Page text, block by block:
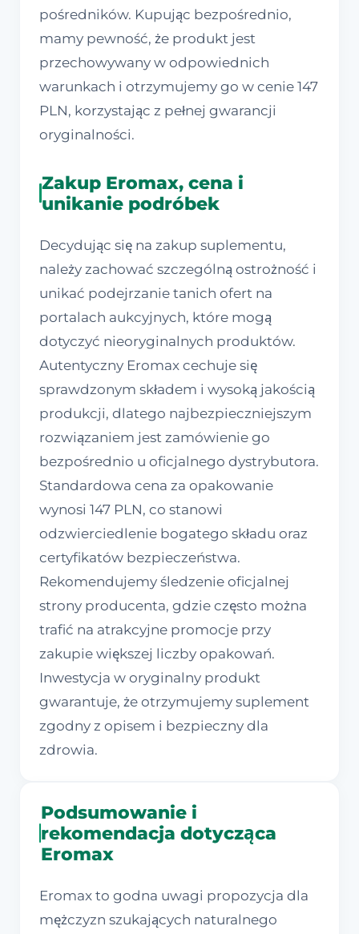
pośredników. Kupując bezpośrednio,
mamy pewność, że produkt jest
przechowywany w odpowiednich
warunkach i otrzymujemy go w cenie 147
PLN, korzystając z pełnej gwarancji
oryginalności.
Zakup Eromax, cena i
unikanie podróbek
Decydując się na zakup suplementu,
należy zachować szczególną ostrożność i
unikać podejrzanie tanich ofert na
portalach aukcyjnych, które mogą
dotyczyć nieoryginalnych produktów.
Autentyczny Eromax cechuje się
sprawdzonym składem i wysoką jakością
produkcji, dlatego najbezpieczniejszym
rozwiązaniem jest zamówienie go
bezpośrednio u oficjalnego dystrybutora.
Standardowa cena za opakowanie
wynosi 147 PLN, co stanowi
odzwierciedlenie bogatego składu oraz
certyfikatów bezpieczeństwa.
Rekomendujemy śledzenie oficjalnej
strony producenta, gdzie często można
trafić na atrakcyjne promocje przy
zakupie większej liczby opakowań.
Inwestycja w oryginalny produkt
gwarantuje, że otrzymujemy suplement
zgodny z opisem i bezpieczny dla
zdrowia.
Podsumowanie i
rekomendacja dotycząca
Eromax
Eromax to godna uwagi propozycja dla
mężczyzn szukających naturalnego